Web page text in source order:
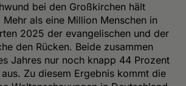
bei den Großkirchen hält
als eine Million Menschen in
2025 der evangelischen und der
den Rücken. Beide zusammen
Jahres nur noch knapp 44 Prozent
Zu diesem Ergebnis kommt die